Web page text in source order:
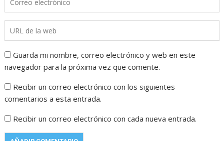
Guarda mi nombre, correo electrónico y web en este
navegador para la próxima vez que comente.
Recibir un correo electrónico con los siguientes
comentarios a esta entrada.
Recibir un correo electrónico con cada nueva entrada.